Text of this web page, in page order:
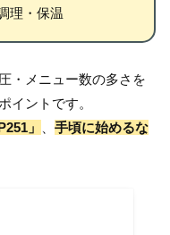
理・保温
・メニュー数の多さを
イントです。
」
手頃に始めるな